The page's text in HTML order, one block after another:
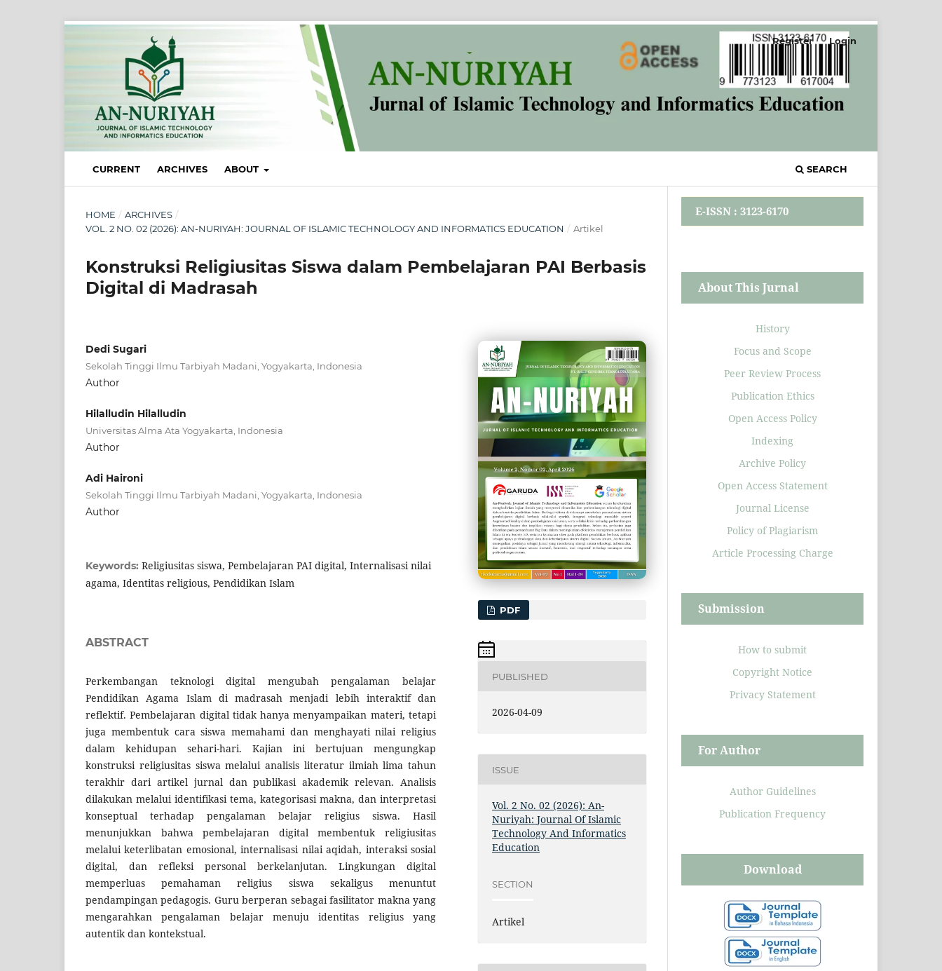
CURRENT ARCHIVES ABOUT SEARCH
Register Login
HOME / ARCHIVES /
VOL. 2 NO. 02 (2026): AN-NURIYAH: JOURNAL OF ISLAMIC TECHNOLOGY AND INFORMATICS EDUCATION / Artikel
Konstruksi Religiusitas Siswa dalam Pembelajaran PAI Berbasis
Digital di Madrasah
Dedi Sugari
Sekolah Tinggi Ilmu Tarbiyah Madani, Yogyakarta, Indonesia
Author
Hilalludin Hilalludin
Universitas Alma Ata Yogyakarta, Indonesia
Author
Adi Haironi
Sekolah Tinggi Ilmu Tarbiyah Madani, Yogyakarta, Indonesia
Author
Keywords: Religiusitas siswa, Pembelajaran PAI digital, Internalisasi nilai
agama, Identitas religious, Pendidikan Islam
ABSTRACT
Perkembangan teknologi digital mengubah pengalaman belajar
Pendidikan Agama Islam di madrasah menjadi lebih interaktif dan
reflektif. Pembelajaran digital tidak hanya menyampaikan materi, tetapi
juga membentuk cara siswa memahami dan menghayati nilai religius
dalam kehidupan sehari-hari. Kajian ini bertujuan mengungkap
konstruksi religiusitas siswa melalui analisis literatur ilmiah lima tahun
terakhir dari artikel jurnal dan publikasi akademik relevan. Analisis
dilakukan melalui identifikasi tema, kategorisasi makna, dan interpretasi
konseptual terhadap pengalaman belajar religius siswa. Hasil
menunjukkan bahwa pembelajaran digital membentuk religiusitas
melalui keterlibatan emosional, internalisasi nilai aqidah, interaksi sosial
digital, dan refleksi personal berkelanjutan. Lingkungan digital
memperluas pemahaman religius siswa sekaligus menuntut
pendampingan pedagogis. Guru berperan sebagai fasilitator makna yang
mengarahkan pengalaman belajar menuju identitas religius yang
autentik dan kontekstual.
PDF
PUBLISHED
2026-04-09
ISSUE
Vol. 2 No. 02 (2026): An-
Nuriyah: Journal Of Islamic
Technology And Informatics
Education
SECTION
Artikel
E-ISSN : 3123-6170
About This Jurnal
History
Focus and Scope
Peer Review Process
Publication Ethics
Open Access Policy
Indexing
Archive Policy
Open Access Statement
Journal License
Policy of Plagiarism
Article Processing Charge
Submission
How to submit
Copyright Notice
Privacy Statement
For Author
Author Guidelines
Publication Frequency
Download